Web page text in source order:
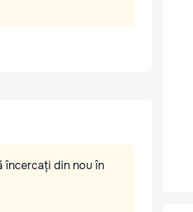
încercați din nou în